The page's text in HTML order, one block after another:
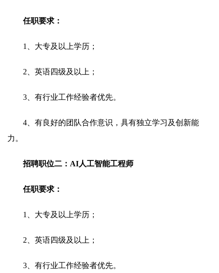
任职要求：
1、大专及以上学历；
2、英语四级及以上；
3、有行业工作经验者优先。
4、有良好的团队合作意识，具有独立学习及创新能
力。
招聘职位二：AI人工智能工程师
任职要求：
1、大专及以上学历；
2、英语四级及以上；
3、有行业工作经验者优先。